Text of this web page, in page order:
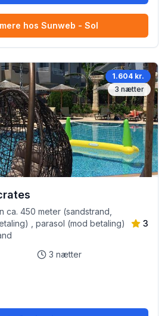
hos Sunweb - Sol
1.604 kr.
3 nætter
ca. 450 meter (sandstrand,
, parasol (mod betaling)
3
3 nætter